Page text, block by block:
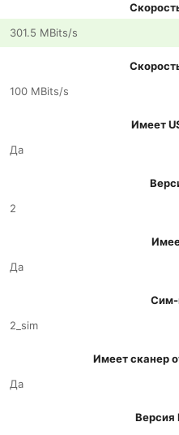
301.5 MBits/s
100 MBits/s
Имеет
Да
2
Да
Сим-
2_sim
Имеет сканер
Да
Версия